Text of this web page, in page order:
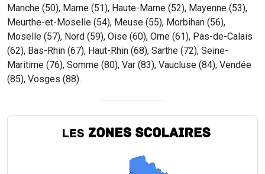
Manche (50), Marne (51), Haute-Marne (52), Mayenne (53),
Meurthe-et-Moselle (54), Meuse (55), Morbihan (56),
Moselle (57), Nord (59), Oise (60), Orne (61), Pas-de-Calais
(62), Bas-Rhin (67), Haut-Rhin (68), Sarthe (72), Seine-
Maritime (76), Somme (80), Var (83), Vaucluse (84), Vendée
(85), Vosges (88).